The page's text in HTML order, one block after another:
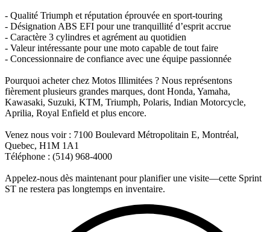
- Qualité Triumph et réputation éprouvée en sport-touring
- Désignation ABS EFI pour une tranquillité d’esprit accrue
- Caractère 3 cylindres et agrément au quotidien
- Valeur intéressante pour une moto capable de tout faire
- Concessionnaire de confiance avec une équipe passionnée
Pourquoi acheter chez Motos Illimitées ? Nous représentons
fièrement plusieurs grandes marques, dont Honda, Yamaha,
Kawasaki, Suzuki, KTM, Triumph, Polaris, Indian Motorcycle,
Aprilia, Royal Enfield et plus encore.
Venez nous voir : 7100 Boulevard Métropolitain E, Montréal,
Quebec, H1M 1A1
Téléphone : (514) 968-4000
Appelez-nous dès maintenant pour planifier une visite—cette Sprint
ST ne restera pas longtemps en inventaire.